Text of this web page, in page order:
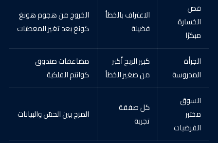
قص
الخسارة
مبكرًا
الاعتراف بالخطأ
فضيلة
الخروج من هجوم هونغ
كونغ بعد تغير المعطيات
الجرأة
المدروسة
كبير الربح أكبر
من صغير الخطأ
مضاعفات صندوق
كوانتم الفلكية
السوق
مختبر
الفرضيات
كل صفقة
تجربة
المزج بين الحسّ والبيانات